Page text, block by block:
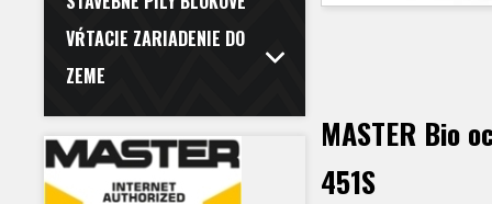
VŔTACIE ZARIADENIE DO
ZEME
MASTER Bio
451S